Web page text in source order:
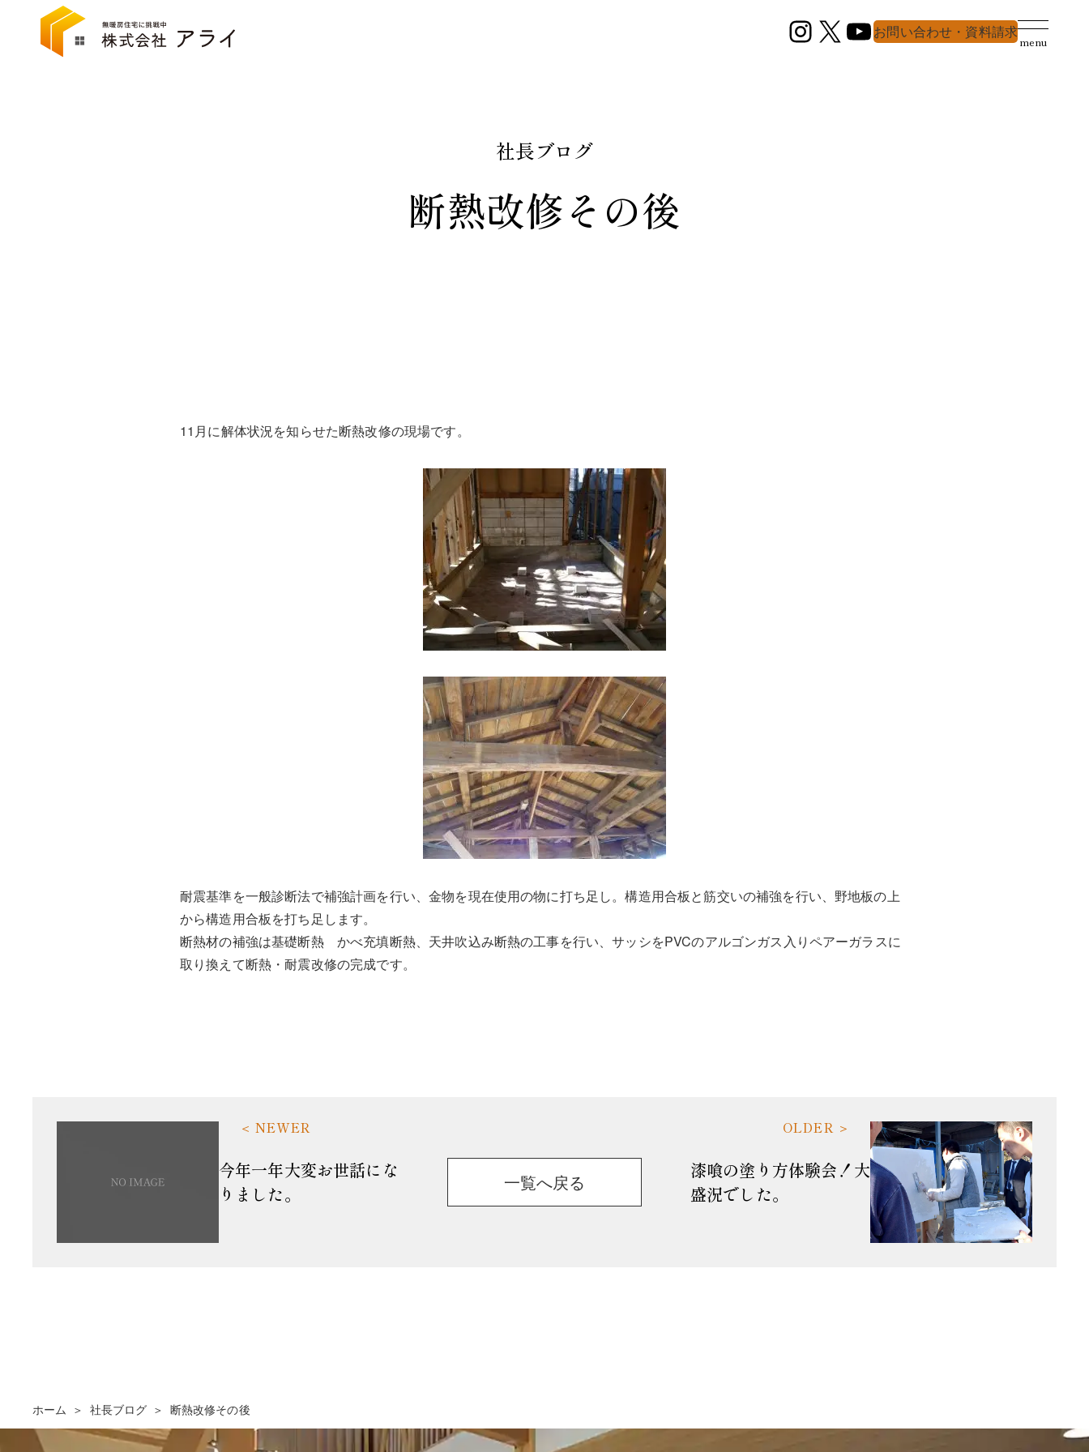
Instagram
X YouTube
お問い合わせ・資料請求
menu
社長ブログ
断熱改修その後
11月に解体状況を知らせた断熱改修の現場です。
耐震基準を一般診断法で補強計画を行い、金物を現在使用の物に打ち足し。構造用合板と筋交いの補強を行い、野地板の上
から構造用合板を打ち足します。
断熱材の補強は基礎断熱 かべ充填断熱、天井吹込み断熱の工事を行い、サッシをPVCのアルゴンガス入りペアーガラスに
取り換えて断熱・耐震改修の完成です。
今年一年大変お世話にな
りました。
漆喰の塗り方体験会！大
盛況でした。
一覧へ戻る
ホーム 社長ブログ 断熱改修その後